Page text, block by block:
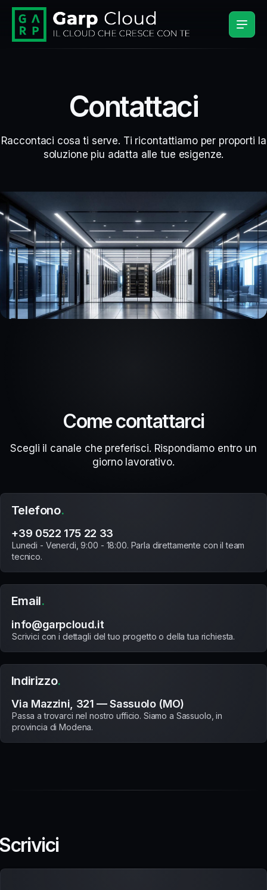
Contattaci
Raccontaci cosa ti serve. Ti ricontattiamo per proporti la
soluzione piu adatta alle tue esigenze.
Come contattarci
Scegli il canale che preferisci. Rispondiamo entro un
giorno lavorativo.
Telefono.
+39 0522 175 22 33
Lunedi - Venerdi, 9:00 - 18:00. Parla direttamente con il team
tecnico.
Email.
info@garpcloud.it
Scrivici con i dettagli del tuo progetto o della tua richiesta.
Indirizzo.
Via Mazzini, 321 — Sassuolo (MO)
Passa a trovarci nel nostro ufficio. Siamo a Sassuolo, in
provincia di Modena.
crivici